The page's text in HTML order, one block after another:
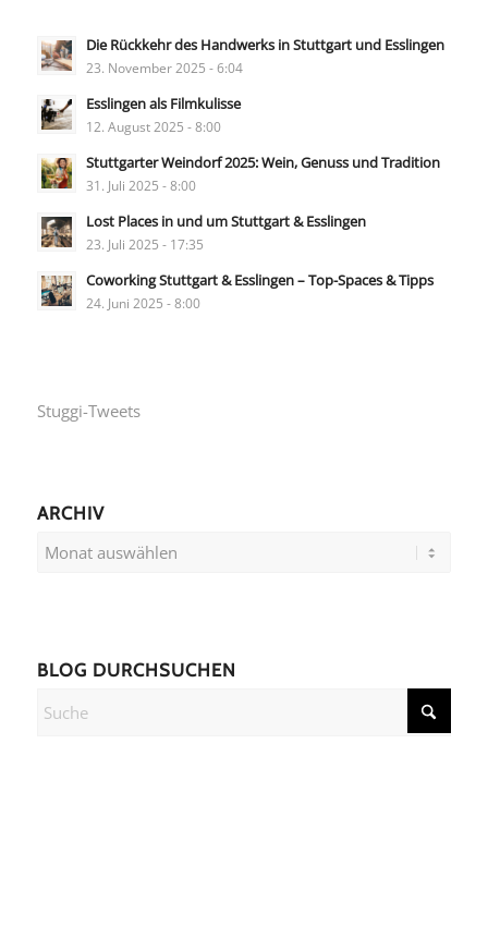
Die Rückkehr des Handwerks in Stuttgart und Esslingen
23. November 2025 - 6:04
Esslingen als Filmkulisse
12. August 2025 - 8:00
Stuttgarter Weindorf 2025: Wein, Genuss und Tradition
31. Juli 2025 - 8:00
Lost Places in und um Stuttgart & Esslingen
23. Juli 2025 - 17:35
Coworking Stuttgart & Esslingen – Top-Spaces & Tipps
24. Juni 2025 - 8:00
Stuggi-Tweets
ARCHIV
BLOG DURCHSUCHEN